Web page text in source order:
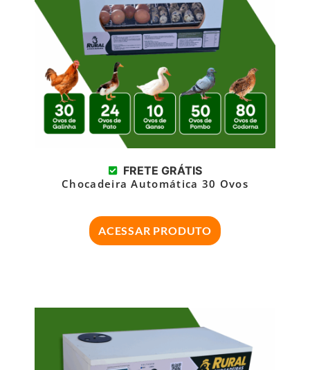
FRETE GRÁTIS
Chocadeira Automática 30 Ovos
ACESSAR PRODUTO